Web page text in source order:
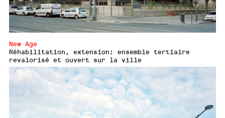
New Age
Réhabilitation, extension: ensemble tertiaire
revalorisé et ouvert sur la ville